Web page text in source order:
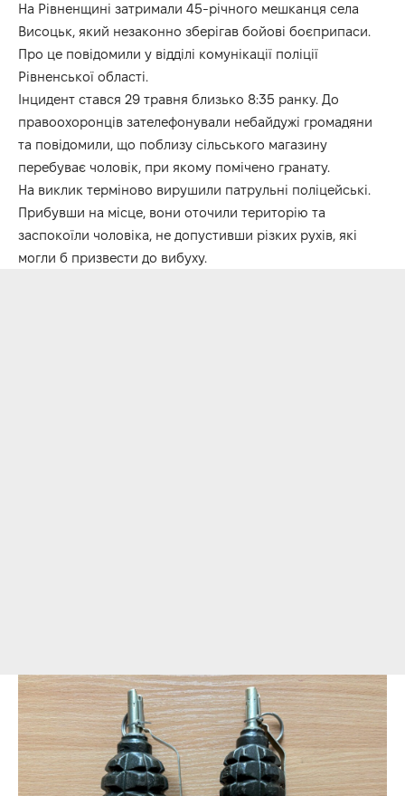
На Рівненщині затримали 45-річного мешканця села
Висоцьк, який незаконно зберігав бойові боєприпаси.
Про це повідомили у відділі комунікації поліції
Рівненської області.
Інцидент стався 29 травня близько 8:35 ранку. До
правоохоронців зателефонували небайдужі громадяни
та повідомили, що поблизу сільського магазину
перебуває чоловік, при якому помічено гранату.
На виклик терміново вирушили патрульні поліцейські.
Прибувши на місце, вони оточили територію та
заспокоїли чоловіка, не допустивши різких рухів, які
могли б призвести до вибуху.